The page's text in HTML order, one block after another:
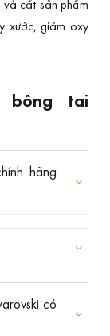
và cất sản phẩm
xước, giảm oxy
bông tai
hãng
có